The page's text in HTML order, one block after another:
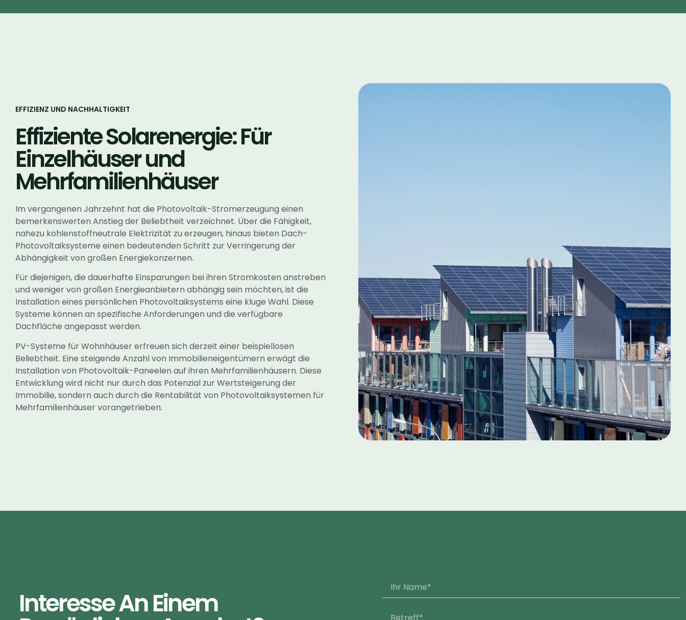
EFFIZIENZ UND NACHHALTIGKEIT
Effiziente Solarenergie: Für
Einzelhäuser und
Mehrfamilienhäuser
Im vergangenen Jahrzehnt hat die Photovoltaik-Stromerzeugung einen
bemerkenswerten Anstieg der Beliebtheit verzeichnet. Über die Fähigkeit,
nahezu kohlenstoffneutrale Elektrizität zu erzeugen, hinaus bieten Dach-
Photovoltaiksysteme einen bedeutenden Schritt zur Verringerung der
Abhängigkeit von großen Energiekonzernen.
Für diejenigen, die dauerhafte Einsparungen bei ihren Stromkosten anstreben
und weniger von großen Energieanbietern abhängig sein möchten, ist die
Installation eines persönlichen Photovoltaiksystems eine kluge Wahl. Diese
Systeme können an spezifische Anforderungen und die verfügbare
Dachfläche angepasst werden.
PV-Systeme für Wohnhäuser erfreuen sich derzeit einer beispiellosen
Beliebtheit. Eine steigende Anzahl von Immobilieneigentümern erwägt die
Installation von Photovoltaik-Paneelen auf ihren Mehrfamilienhäusern. Diese
Entwicklung wird nicht nur durch das Potenzial zur Wertsteigerung der
Immobilie, sondern auch durch die Rentabilität von Photovoltaiksystemen für
Mehrfamilienhäuser vorangetrieben.
Interesse An Einem